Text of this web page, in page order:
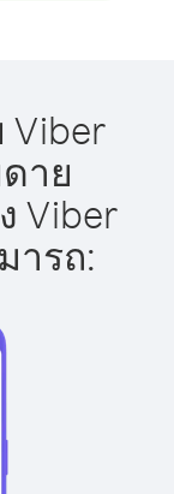
าย
Viber
ารถ: